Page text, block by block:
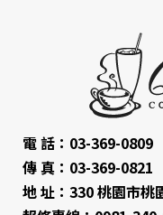
電 話：03-369-0809
傳 真：03-369-0821
地 址：330 桃園市桃